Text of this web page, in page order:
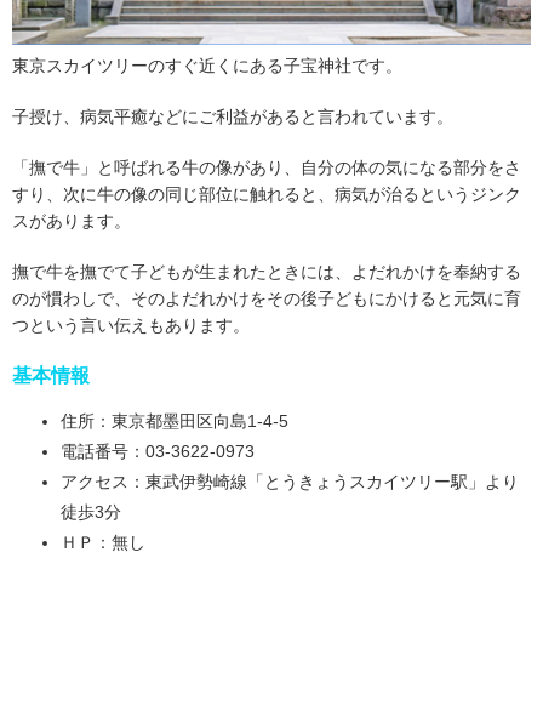
東京スカイツリーのすぐ近くにある子宝神社です。
子授け、病気平癒などにご利益があると言われています。
「撫で牛」と呼ばれる牛の像があり、自分の体の気になる部分をさ
すり、次に牛の像の同じ部位に触れると、病気が治るというジンク
スがあります。
撫で牛を撫でて子どもが生まれたときには、よだれかけを奉納する
のが慣わしで、そのよだれかけをその後子どもにかけると元気に育
つという言い伝えもあります。
基本情報
住所：東京都墨田区向島1-4-5
電話番号：03-3622-0973
アクセス：東武伊勢崎線「とうきょうスカイツリー駅」より
徒歩3分
ＨＰ：無し